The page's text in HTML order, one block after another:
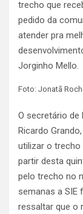
trecho que
pedido da
atender pra
Jorginho Mello.
Foto: Jonatã
O secretário de
Ricardo
utilizar o trecho
partir desta
pelo trecho no
semanas a SIE
ressaltar que o